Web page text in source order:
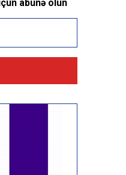
abunə olun